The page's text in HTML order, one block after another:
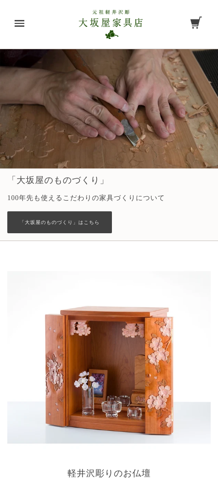
「大坂屋のものづくり」
100年先も使えるこだわりの家具づくりについて
「大坂屋のものづくり」はこちら
軽井沢彫りのお仏壇